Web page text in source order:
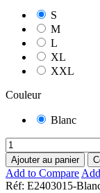
S
M
L
XL
XXL
Couleur
Blanc
Ajouter au panier
Add to Compare
Réf: E2403015-